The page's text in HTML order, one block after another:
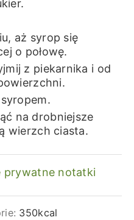
aż syrop się
o połowę.
z piekarnika i od
na drobniejsze
wierzch ciasta.
prywatne notatki
350kcal